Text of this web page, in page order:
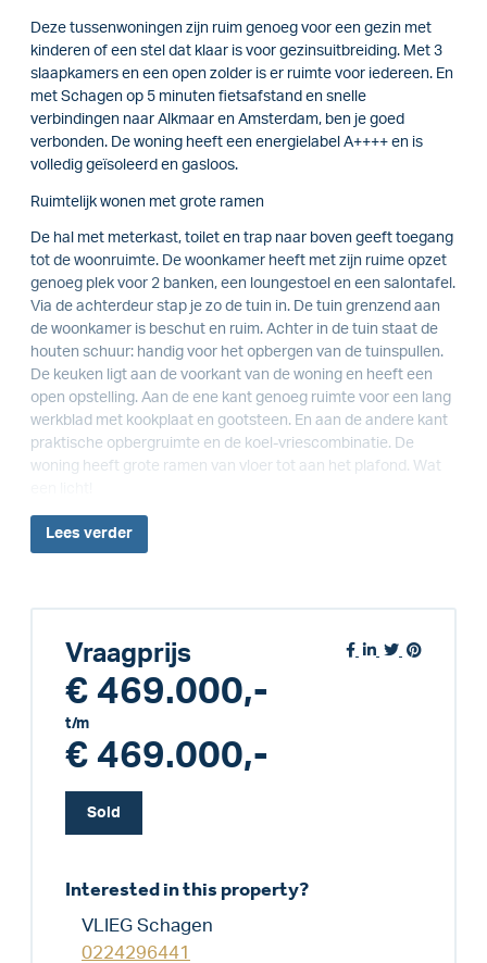
Deze tussenwoningen zijn ruim genoeg voor een gezin met
kinderen of een stel dat klaar is voor gezinsuitbreiding. Met 3
slaapkamers en een open zolder is er ruimte voor iedereen. En
met Schagen op 5 minuten fietsafstand en snelle
verbindingen naar Alkmaar en Amsterdam, ben je goed
verbonden. De woning heeft een energielabel A++++ en is
volledig geïsoleerd en gasloos.
Ruimtelijk wonen met grote ramen
De hal met meterkast, toilet en trap naar boven geeft toegang
tot de woonruimte. De woonkamer heeft met zijn ruime opzet
genoeg plek voor 2 banken, een loungestoel en een salontafel.
Via de achterdeur stap je zo de tuin in. De tuin grenzend aan
de woonkamer is beschut en ruim. Achter in de tuin staat de
houten schuur: handig voor het opbergen van de tuinspullen.
De keuken ligt aan de voorkant van de woning en heeft een
open opstelling. Aan de ene kant genoeg ruimte voor een lang
werkblad met kookplaat en gootsteen. En aan de andere kant
praktische opbergruimte en de koel-vriescombinatie. De
woning heeft grote ramen van vloer tot aan het plafond. Wat
Lees verder
Vraagprijs
€ 469.000,-
t/m
€ 469.000,-
Sold
Interested in this property?
VLIEG Schagen
0224296441